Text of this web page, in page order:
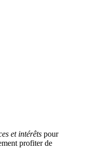
et intérêts pour
profiter de